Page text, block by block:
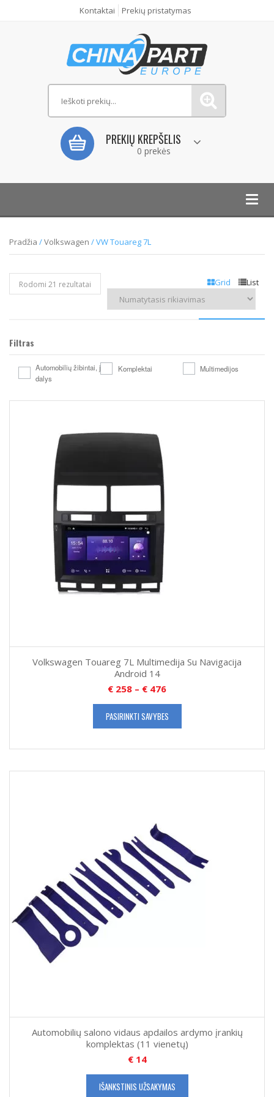
Kontaktai Prekių pristatymas
PREKIŲ KREPŠELIS
0 prekės
Pradžia /Volkswagen / VW Touareg 7L
Grid List
Rodomi 21 rezultatai
Filtras
Automobilių žibintai, jų
dalys
Komplektai Multimedijos
Volkswagen Touareg 7L Multimedija Su Navigacija
Android 14
€ 258 – € 476
PASIRINKTI SAVYBES
Automobilių salono vidaus apdailos ardymo įrankių
komplektas (11 vienetų)
€14
IŠANKSTINIS UŽSAKYMAS